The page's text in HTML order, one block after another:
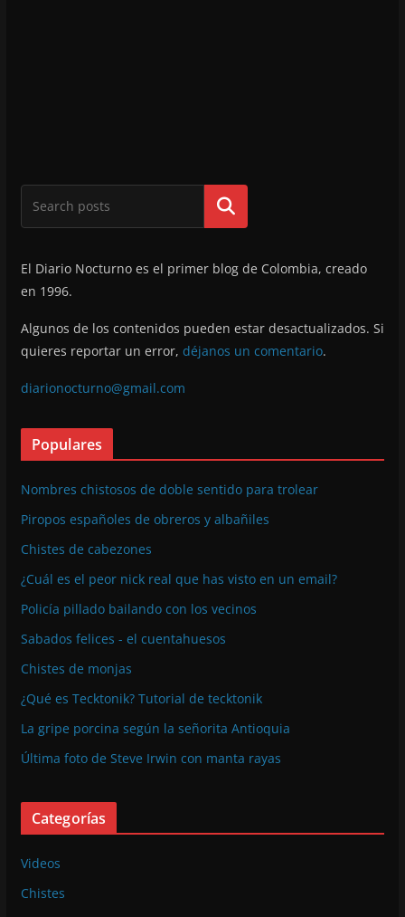
Buscar
El Diario Nocturno es el primer blog de Colombia, creado
en 1996.
Algunos de los contenidos pueden estar desactualizados. Si
quieres reportar un error, déjanos un comentario.
diarionocturno@gmail.com
Populares
Nombres chistosos de doble sentido para trolear
Piropos españoles de obreros y albañiles
Chistes de cabezones
¿Cuál es el peor nick real que has visto en un email?
Policía pillado bailando con los vecinos
Sabados felices - el cuentahuesos
Chistes de monjas
¿Qué es Tecktonik? Tutorial de tecktonik
La gripe porcina según la señorita Antioquia
Última foto de Steve Irwin con manta rayas
Categorías
Videos
Chistes